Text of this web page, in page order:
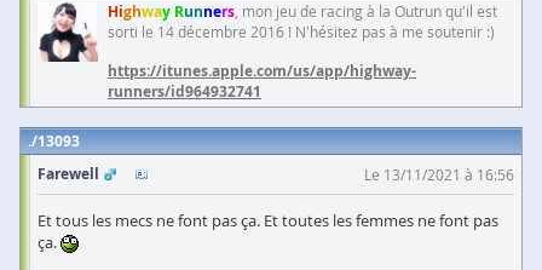
Highway Runners , mon jeu de racing à la Outrun qu'il est
sorti le 14 décembre 2016 ! N'hésitez pas à me soutenir :)
https://itunes.apple.com/us/app/highway-
runners/id964932741
13093
Farewell
Le 13/11/2021 à 16:56
Et tous les mecs ne font pas ça. Et toutes les femmes ne font pas
ça.